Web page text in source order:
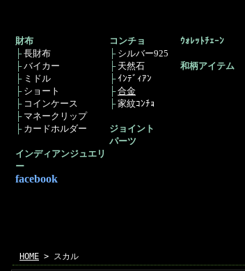
財布
├長財布
├バイカー
├ ミドル
├ ショート
├ コインケース
├ マネークリップ
├ カードホルダー
インディアンジュエリ
ー
facebook
コンチョ
├ シルバー925
├ 天然石
├ｲﾝﾃﾞｨｱﾝ
├合金
├家紋ｺﾝﾁｮ
ジョイント
パーツ
ｳｫﾚｯﾄﾁｪｰﾝ
和柄アイテム
HOME > スカル